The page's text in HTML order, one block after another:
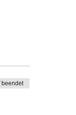
beendet